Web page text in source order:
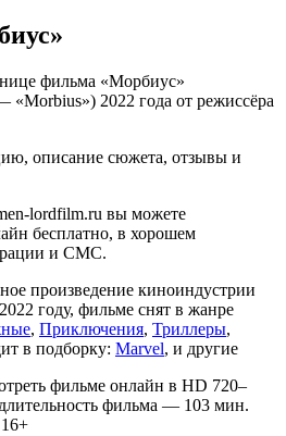
фильма «Морбиус»
«Morbius») 2022 года от режиссёра
описание сюжета, отзывы и
lordfilm.ru вы можете
бесплатно, в хорошем
и СМС.
произведение киноиндустрии
году, фильме снят в жанре
, Приключения, Триллеры,
в подборку: Marvel, и другие
фильме онлайн в HD 720–
фильма — 103 мин.